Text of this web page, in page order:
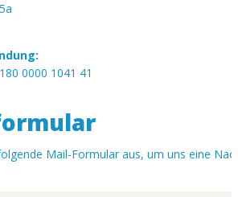
0000 1041 41
Mail-Formular aus, um uns eine